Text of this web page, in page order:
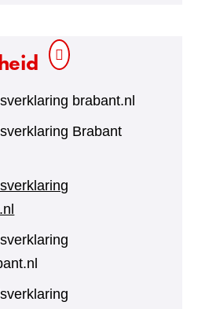
brabant.nl
Brabant